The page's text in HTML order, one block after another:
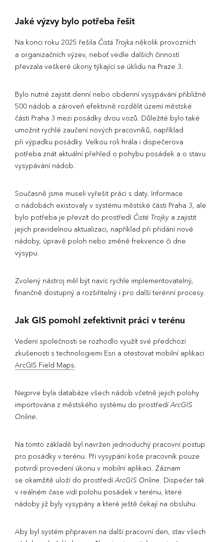
Jaké výzvy bylo potřeba řešit
Na konci roku 2025 řešila Čistá Trojka několik provozních
a organizačních výzev, neboť vedle dalších činností
převzala veškeré úkony týkající se úklidu na Praze 3.
Bylo nutné zajistit denní nebo obdenní vysypávání přibližně
500 nádob a zároveň efektivně rozdělit území městské
části Praha 3 mezi posádky dvou vozů. Důležité bylo také
umožnit rychlé zaučení nových pracovníků, například
při výpadku posádky. Velkou roli hrála i dispečerova
potřeba znát aktuální přehled o pohybu posádek a o stavu
vysypávání nádob.
Současně jsme museli vyřešit práci s daty. Informace
o nádobách existovaly v systému městské části Praha 3, ale
bylo potřeba je převzít do prostředíČisté Trojky a zajistit
jejich pravidelnou aktualizaci, například při přidání nové
nádoby, úpravě poloh nebo změně frekvence či dne
výsypu.
Zvolený nástroj měl být navíc rychle implementovatelný,
finančně dostupný a rozšiřitelný i pro další terénní procesy.
Jak GIS pomohl zefektivnit práci v terénu
Vedení společnosti se rozhodlo využít své předchozí
zkušenosti s technologiemi Esri a otestovat mobilní aplikaci
ArcGIS Field Maps.
Nejprve byla databáze všech nádob včetně jejich polohy
importována z městského systému do prostředíArcGIS
Online.
Na tomto základě byl navržen jednoduchý pracovní postup
pro posádky v terénu. Při vysypání koše pracovník pouze
potvrdí provedení úkonu v mobilní aplikaci. Záznam
se okamžitě uloží do prostředíArcGIS Online. Dispečer tak
v reálném čase vidí polohu posádek v terénu, které
nádoby již byly vysypány a které ještě čekají na obsluhu.
Aby byl systém připraven na další pracovní den, stav všech